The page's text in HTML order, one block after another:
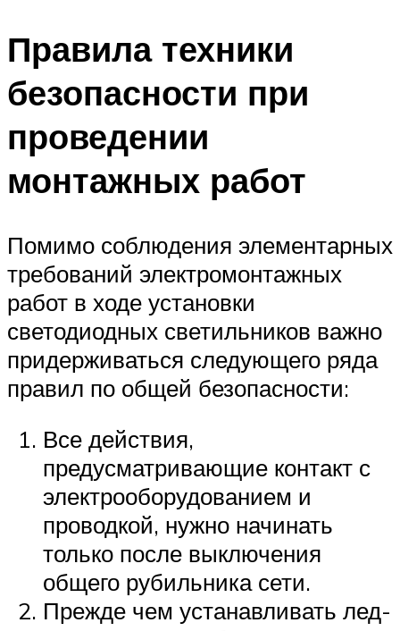
Правила техники
безопасности при
проведении
монтажных работ
Помимо соблюдения элементарных
требований электромонтажных
работ в ходе установки
светодиодных светильников важно
придерживаться следующего ряда
правил по общей безопасности:
Все действия,
предусматривающие контакт с
электрооборудованием и
проводкой, нужно начинать
только после выключения
общего рубильника сети.
Прежде чем устанавливать лед-